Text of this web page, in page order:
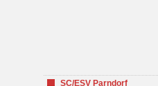
SC/ESV Parndorf